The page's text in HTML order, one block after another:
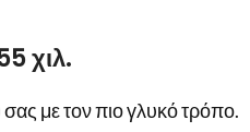
χιλ.
με τον πιο γλυκό τρόπο.